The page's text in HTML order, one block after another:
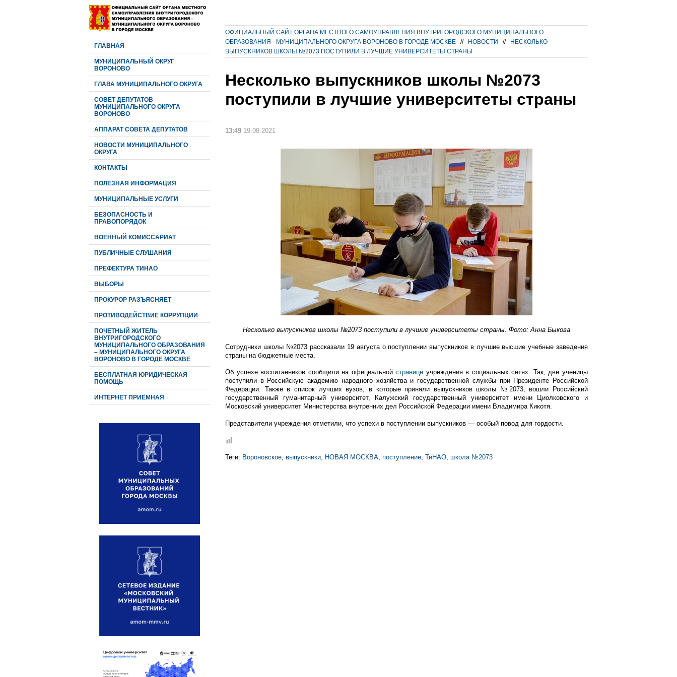
ГЛАВНАЯ
МУНИЦИПАЛЬНЫЙ ОКРУГ
ВОРОНОВО
ГЛАВА МУНИЦИПАЛЬНОГО ОКРУГА
CОВЕТ ДЕПУТАТОВ
МУНИЦИПАЛЬНОГО ОКРУГА
ВОРОНОВО
АППАРАТ СОВЕТА ДЕПУТАТОВ
НОВОСТИ МУНИЦИПАЛЬНОГО
ОКРУГА
КОНТАКТЫ
ПОЛЕЗНАЯ ИНФОРМАЦИЯ
МУНИЦИПАЛЬНЫЕ УСЛУГИ
БЕЗОПАСНОСТЬ И
ПРАВОПОРЯДОК
ВОЕННЫЙ КОМИССАРИАТ
ПУБЛИЧНЫЕ СЛУШАНИЯ
ПРЕФЕКТУРА ТИНАО
ВЫБОРЫ
ПРОКУРОР РАЗЪЯСНЯЕТ
ПРОТИВОДЕЙСТВИЕ КОРРУПЦИИ
ПОЧЕТНЫЙ ЖИТЕЛЬ
ВНУТРИГОРОДСКОГО
МУНИЦИПАЛЬНОГО ОБРАЗОВАНИЯ
– МУНИЦИПАЛЬНОГО ОКРУГА
ВОРОНОВО В ГОРОДЕ МОСКВЕ
БЕСПЛАТНАЯ ЮРИДИЧЕСКАЯ
ПОМОЩЬ
ИНТЕРНЕТ ПРИЁМНАЯ
ОФИЦИАЛЬНЫЙ САЙТ ОРГАНА МЕСТНОГО САМОУПРАВЛЕНИЯ ВНУТРИГОРОДСКОГО МУНИЦИПАЛЬНОГО
ОБРАЗОВАНИЯ - МУНИЦИПАЛЬНОГО ОКРУГА ВОРОНОВО В ГОРОДЕ МОСКВЕ
// НОВОСТИ //
НЕСКОЛЬКО
ВЫПУСКНИКОВ ШКОЛЫ №2073 ПОСТУПИЛИ В ЛУЧШИЕ УНИВЕРСИТЕТЫ СТРАНЫ
Несколько выпускников школы №2073
поступили в лучшие университеты страны
13:49 19.08.2021
Несколько выпускников школы №2073 поступили в лучшие университеты страны. Фото: Анна Быкова
Сотрудники школы №2073 рассказали 19 августа о поступлении выпускников в лучшие высшие учебные заведения
страны на бюджетные места.
Об успехе воспитанников сообщили на официальнойстранице учреждения в социальных сетях. Так, две ученицы
поступили в Российскую академию народного хозяйства и государственной службы при Президенте Российской
Федерации. Также в список лучших вузов, в которые приняли выпускников школы №2073, вошли Российский
государственный гуманитарный университет, Калужский государственный университет имени Циолковского и
Московский университет Министерства внутренних дел Российской Федерации имени Владимира Кикотя.
Представители учреждения отметили, что успехи в поступлении выпускников — особый повод для гордости.
Теги: Вороновское выпускники НОВАЯ МОСКВА поступление ТиНАО школа №2073